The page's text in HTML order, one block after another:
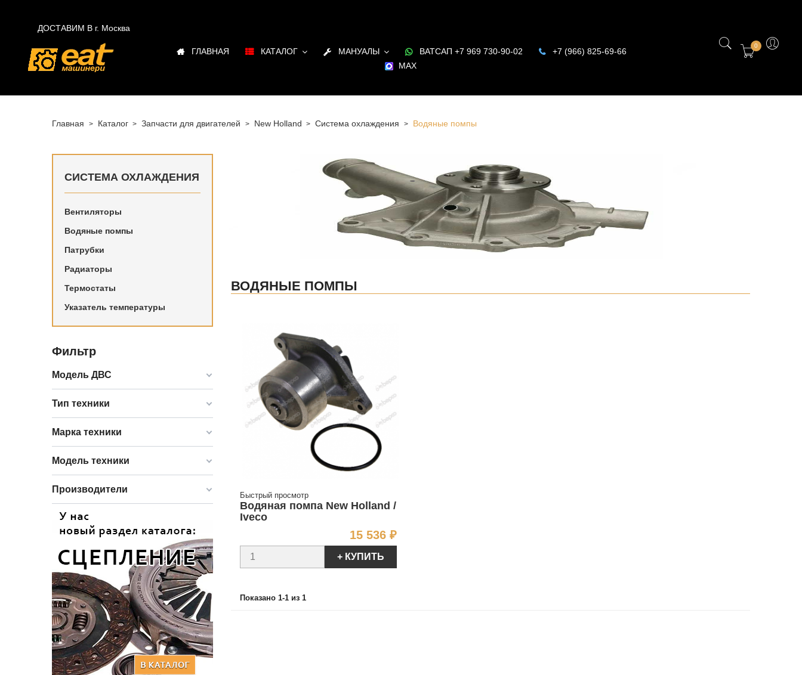
ДОСТАВИМ В г. Москва
ГЛАВНАЯ КАТАЛОГ МАНУАЛЫ ВАТСАП +7 969 730-90-02
+7 (966) 825-69-66
MAX
0
Главная Каталог Запчасти для двигателей New Holland Система охлаждения Водяные помпы
СИСТЕМА ОХЛАЖДЕНИЯ
Вентиляторы
Водяные помпы
Патрубки
Радиаторы
Термостаты
Указатель температуры
Фильтр
Модель ДВС
Тип техники
Марка техники
Модель техники
Производители
Купить в Санкт-Петербурге Водяные помпы для двигателя New
Holland в наличии и под заказ
ВОДЯНЫЕ ПОМПЫ
Быстрый просмотр
Водяная помпа New Holland /
Iveco
15 536 ₽Цена
+ КУПИТЬ
Показано 1-1 из 1